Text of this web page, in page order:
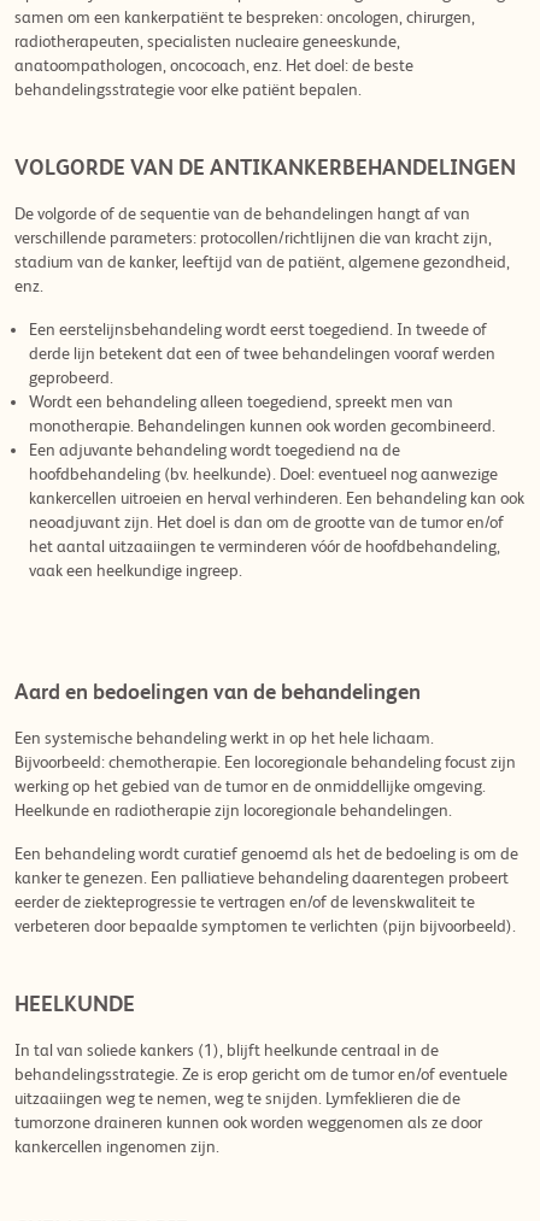
samen om een kankerpatiënt te bespreken: oncologen, chirurgen,
radiotherapeuten, specialisten nucleaire geneeskunde,
anatoompathologen, oncocoach, enz. Het doel: de beste
behandelingsstrategie voor elke patiënt bepalen.
VOLGORDE VAN DE ANTIKANKERBEHANDELINGEN
De volgorde of de sequentie van de behandelingen hangt af van
verschillende parameters: protocollen/richtlijnen die van kracht zijn,
stadium van de kanker, leeftijd van de patiënt, algemene gezondheid,
enz.
Een eerstelijnsbehandeling wordt eerst toegediend. In tweede of
derde lijn betekent dat een of twee behandelingen vooraf werden
geprobeerd.
Wordt een behandeling alleen toegediend, spreekt men van
monotherapie. Behandelingen kunnen ook worden gecombineerd.
Een adjuvante behandeling wordt toegediend na de
hoofdbehandeling (bv. heelkunde). Doel: eventueel nog aanwezige
kankercellen uitroeien en herval verhinderen. Een behandeling kan ook
neoadjuvant zijn. Het doel is dan om de grootte van de tumor en/of
het aantal uitzaaiingen te verminderen vóór de hoofdbehandeling,
vaak een heelkundige ingreep.
Aard en bedoelingen van de behandelingen
Een systemische behandeling werkt in op het hele lichaam.
Bijvoorbeeld: chemotherapie. Een locoregionale behandeling focust zijn
werking op het gebied van de tumor en de onmiddellijke omgeving.
Heelkunde en radiotherapie zijn locoregionale behandelingen.
Een behandeling wordt curatief genoemd als het de bedoeling is om de
kanker te genezen. Een palliatieve behandeling daarentegen probeert
eerder de ziekteprogressie te vertragen en/of de levenskwaliteit te
verbeteren door bepaalde symptomen te verlichten (pijn bijvoorbeeld).
HEELKUNDE
In tal van soliede kankers (1), blijft heelkunde centraal in de
behandelingsstrategie. Ze is erop gericht om de tumor en/of eventuele
uitzaaiingen weg te nemen, weg te snijden. Lymfeklieren die de
tumorzone draineren kunnen ook worden weggenomen als ze door
kankercellen ingenomen zijn.